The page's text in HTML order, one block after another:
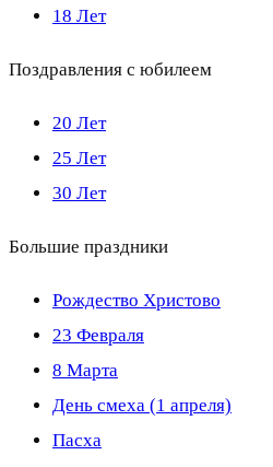
18 Лет
Поздравления с юбилеем
20 Лет
25 Лет
30 Лет
Большие праздники
Рождество Христово
23 Февраля
8 Марта
День смеха (1 апреля)
Пасха